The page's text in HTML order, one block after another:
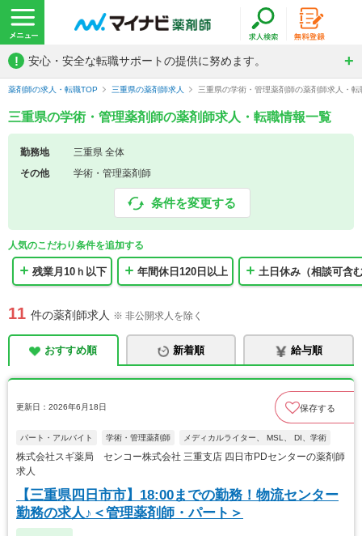
! 安心・安全な転職サポートの提供に努めます。
薬剤師の求人・転職TOP 三重県の薬剤師求人 三重県の学術・管理薬剤師の薬剤師求人・転
三重県の学術・管理薬剤師の薬剤師求人・転職情報一覧
勤務地
三重県 全体
その他
学術・管理薬剤師
条件を変更する
人気のこだわり条件を追加する
残業月10ｈ以下 年間休日120日以上 土日休み（相談可含
11 件の薬剤師求人 ※ 非公開求人を除く
おすすめ順 新着順 給与順
更新日：2026年6月18日 保存する
パート・アルバイト 学術・管理薬剤師 メディカルライター、 MSL、 DI、学術
株式会社スギ薬局 センコー株式会社 三重支店 四日市PDセンターの薬剤師
求人
【三重県四日市市】18:00までの勤務！物流センター
勤務の求人♪＜管理薬剤師・パート＞